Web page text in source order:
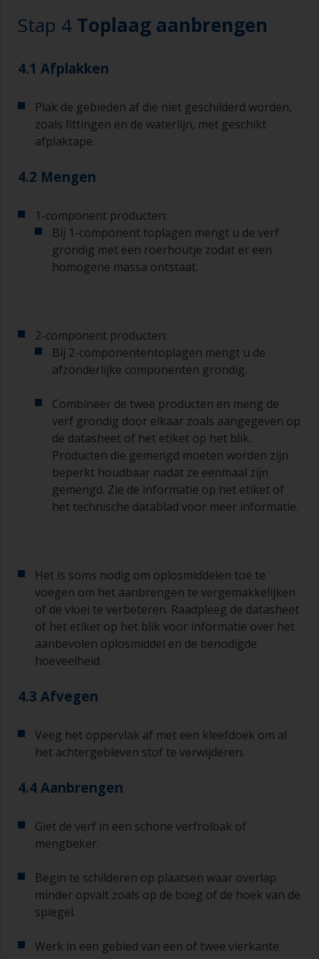
breedte hebben, 75 – 150 mm en lange flexibele
Een kleinere kwast wordt gebruikt voor het
Was uw kwasten met het juiste oplosmiddel en
laat ze grondig drogen voordat u deze gebruikt,
om vervuiling te voorkomen.
De kwaliteit van de kwasten voor de
grondverflagen dient hetzelfde te zijn als die van
U kunt kwasten met natuurlijk haar en kwasten
met kunsthaar gebruiken.
U kunt aanzetten tot een minimum beperken
door de kwast onder een hoek van 45° ten
verdunner in een geschikte pot of mengbeker,
zodat u deze kunt reinigen als de haren aan
elkaar beginnen te kleven vanwege droging of
Andere nuttige tips:
Als u zakkers ziet ontstaan bij het aanbrengen
van de verf, dan is de verf te dun of u brengt te
veel aan.
Gebruik geen verf rechtstreeks uit het blik, want
daarmee kunt u vuil overhevelen en kan verf
gebruiken in een apart bakje of mengbeker.
Oude jampotjes of schone droge blikken kunnen
nuttig zijn voor het mengen van de verf. Ook zijn
metalen maatlepels van verschillende grootte
ideaal voor het afmeten van kleine
hoeveelheden verf en verhardingsmiddel voor de
Als er bij een van de verflagen die u aanbrengt
vuil blijken te bevatten), moeten deze
weggeschuurd worden met schuurpapier met
schuurpapier korrelgrofte P220 en als dit steeds
verstopt raakt, ga dan over op papier met een
gebruikt, dan loopt u het risico dat u te veel
product verwijdert en/of te ver doorschuurt en
Stap 4 Toplaag aanbrengen
4.1 Afplakken
Plak de gebieden af die niet geschilderd worden,
zoals fittingen en de waterlijn, met geschikt
afplaktape.
4.2 Mengen
1-component producten:
Bij 1-component toplagen mengt u de verf
grondig met een roerhoutje zodat er een
homogene massa ontstaat.
2-component producten:
Bij 2-componententoplagen mengt u de
afzonderlijke componenten grondig.
Combineer de twee producten en meng de
verf grondig door elkaar zoals aangegeven op
de datasheet of het etiket op het blik.
Producten die gemengd moeten worden zijn
beperkt houdbaar nadat ze eenmaal zijn
gemengd. Zie de informatie op het etiket of
het technische datablad voor meer informatie.
Het is soms nodig om oplosmiddelen toe te
voegen om het aanbrengen te vergemakkelijken
of de vloei te verbeteren. Raadpleeg de datasheet
of het etiket op het blik voor informatie over het
aanbevolen oplosmiddel en de benodigde
hoeveelheid.
4.3 Afvegen
Veeg het oppervlak af met een kleefdoek om al
het achtergebleven stof te verwijderen.
4.4 Aanbrengen
Giet de verf in een schone verfrolbak of
mengbeker.
Begin te schilderen op plaatsen waar overlap
minder opvalt zoals op de boeg of de hoek van de
spiegel.
Werk in een gebied van een of twee vierkante